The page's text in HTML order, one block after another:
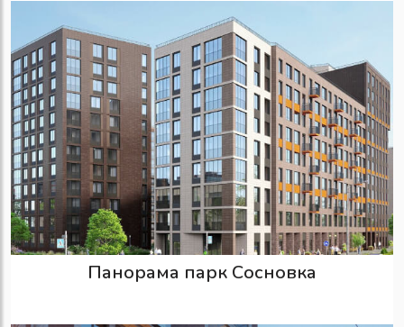
Панорама парк Сосновка